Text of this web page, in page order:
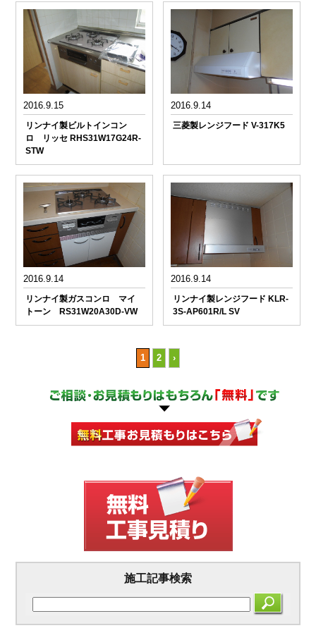
2016.9.15
リンナイ製ビルトインコン
ロ リッセ RHS31W17G24R-
STW
2016.9.14
三菱製レンジフード V-317K5
2016.9.14
リンナイ製ガスコンロ マイ
トーン RS31W20A30D-VW
2016.9.14
リンナイ製レンジフード KLR-
3S-AP601R/L SV
1 2 ›
施工記事検索